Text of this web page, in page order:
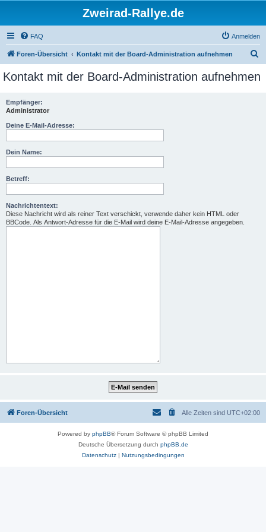
Zweirad-Rallye.de
FAQ Anmelden
Foren-Übersicht Kontakt mit der Board-Administration aufnehmen
c
Kontakt mit der Board-Administration aufnehmen
Empfänger:
Administrator
Deine E-Mail-Adresse:
Dein Name:
Betreff:
Nachrichtentext:
Diese Nachricht wird als reiner Text verschickt, verwende daher kein HTML oder
BBCode. Als Antwort-Adresse für die E-Mail wird deine E-Mail-Adresse angegeben.
Foren-Übersicht Alle Zeiten sind UTC+02:00
Powered by phpBB® Forum Software © phpBB Limited
Deutsche Übersetzung durch phpBB.de
Datenschutz| Nutzungsbedingungen